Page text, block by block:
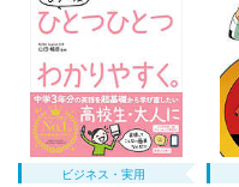
ビジネス・実用